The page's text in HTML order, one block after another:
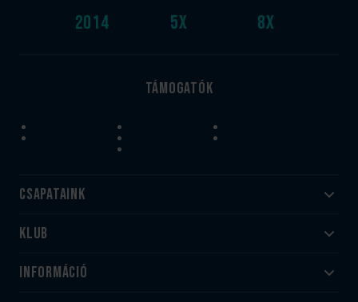
2014 5x 8x
Támogatók
Csapataink
Felnőtt
Utánpótlás
Klub
#HandballFamily
Információ